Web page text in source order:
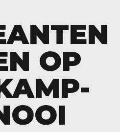
OP